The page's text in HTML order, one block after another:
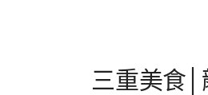
三重美食│